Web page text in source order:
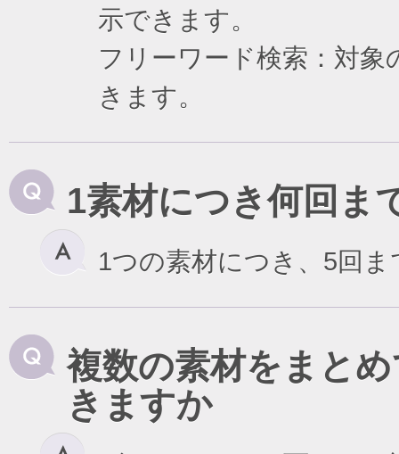
示できます。
フリーワード検索：対
きます。
1素材につき何回ま
1つの素材につき、5回
複数の素材をまと
きますか